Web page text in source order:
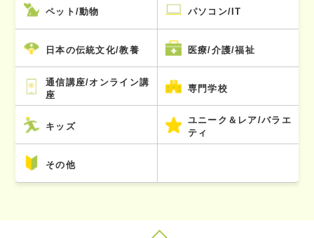
ペット/動物 パソコン/IT
日本の伝統文化/教養 医療/介護/福祉
通信講座/オンライン講
座
専門学校
キッズ
ユニーク＆レア/バラエ
ティ
その他